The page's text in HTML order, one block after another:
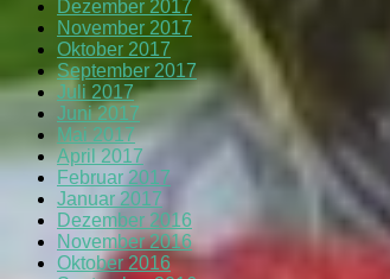
Dezember 2017
November 2017
Oktober 2017
September 2017
Juli 2017
Juni 2017
Mai 2017
April 2017
Februar 2017
Januar 2017
Dezember 2016
November 2016
Oktober 2016